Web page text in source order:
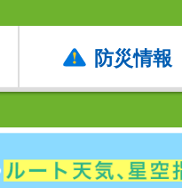
防災情報